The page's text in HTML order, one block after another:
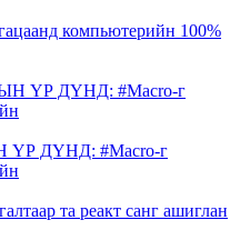
компьютерийн 100%
ДҮНД: #Macro-г